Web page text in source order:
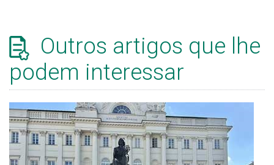
Outros artigos que lhe
podem interessar